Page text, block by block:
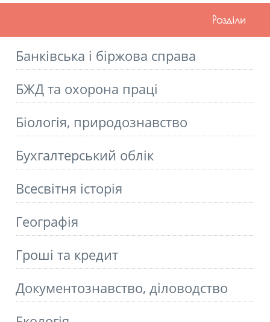
Розділи
Банківська і біржова справа
БЖД та охорона праці
Біологія, природознавство
Бухгалтерський облік
Всесвітня історія
Географія
Гроші та кредит
Документознавство, діловодство